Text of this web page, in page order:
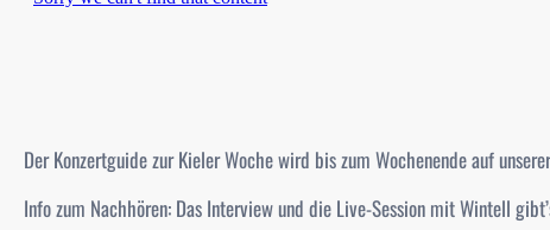
Der Konzertguide zur Kieler Woche wird bis zum Wochenende auf
Info zum Nachhören: Das Interview und die Live-Session mit Wintell